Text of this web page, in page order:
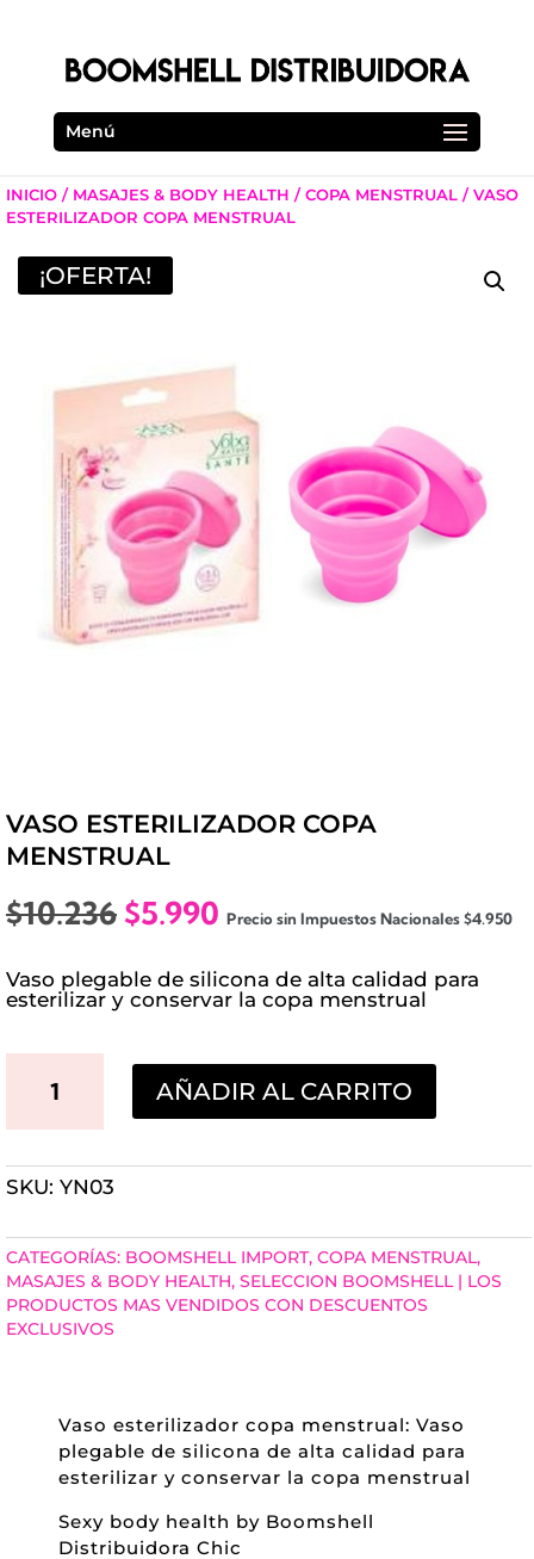
Menú
INICIO / MASAJES & BODY HEALTH /COPA MENSTRUAL / VASO
ESTERILIZADOR COPA MENSTRUAL
¡OFERTA!
VASO ESTERILIZADOR COPA
MENSTRUAL
$10.236 El
original
era:
$5.990 El
actual
es:
Precio sin Impuestos Nacionales$4.950
Vaso plegable de silicona de alta calidad para
esterilizar y conservar la copa menstrual
ESTERILIZADOR
MENSTRUAL
CANTIDAD
AÑADIR AL CARRITO
SKU: YN03
CATEGORÍAS: BOOMSHELL IMPORT, COPA MENSTRUAL,
MASAJES & BODY HEALTH, SELECCION BOOMSHELL | LOS
PRODUCTOS MAS VENDIDOS CON DESCUENTOS
EXCLUSIVOS
Vaso esterilizador copa menstrual: Vaso
plegable de silicona de alta calidad para
esterilizar y conservar la copa menstrual
Sexy body health by Boomshell
Distribuidora Chic